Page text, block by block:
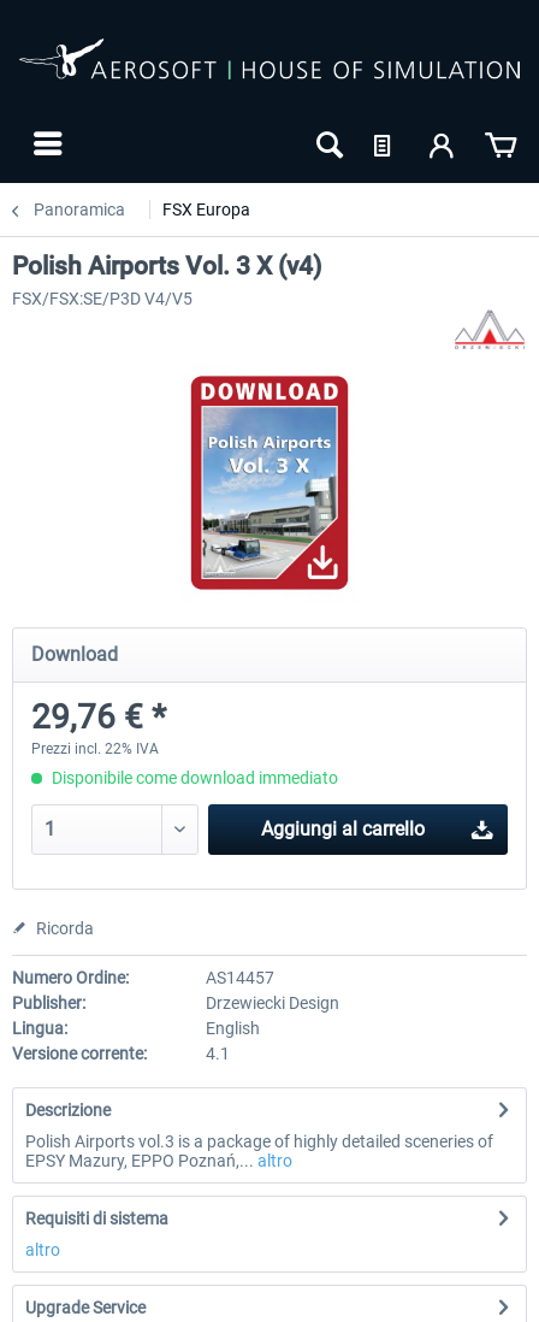
Panoramica FSX Europa
Mega Airport Frankfurt V2.0
30,71 € *
Mega Airport Berlin
Polish Airports Vol. 3 X (v4)
FSX/FSX:SE/P3D V4/V5
Download
29,76 € *
Prezzi incl. 22% IVA
Disponibile come download immediato
Aggiungi al carrello
Ricorda
Numero Ordine:
AS14457
Publisher:
Drzewiecki Design
Lingua:
English
Versione corrente:
4.1
Descrizione
Polish Airports vol.3 is a package of highly detailed sceneries of
EPSY Mazury, EPPO Poznań,... altro
Requisiti di sistema
altro
Upgrade Service